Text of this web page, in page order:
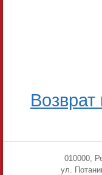
Возврат
010000,
ул.